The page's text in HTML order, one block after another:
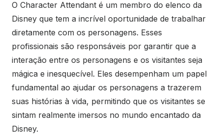
O Character Attendant é um membro do elenco da
Disney que tem a incrível oportunidade de trabalhar
diretamente com os personagens. Esses
profissionais são responsáveis por garantir que a
interação entre os personagens e os visitantes seja
mágica e inesquecível. Eles desempenham um papel
fundamental ao ajudar os personagens a trazerem
suas histórias à vida, permitindo que os visitantes se
sintam realmente imersos no mundo encantado da
Disney.